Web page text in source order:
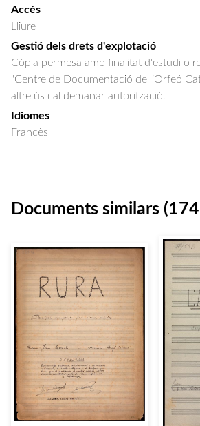
Accés
Lliure
Gestió dels drets d'explotació
Còpia permesa amb finalitat d'estudi o
"Centre de Documentació de l’Orfeó
altre ús cal demanar autorització.
Idiomes
Francès
Documents similars